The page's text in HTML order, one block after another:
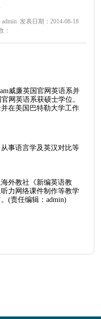
发表日期：2014-08-18
：
威廉英国官网英语系并
网英语系获硕士学位。
在美国巴特勒大学工作
事语言学及英汉对比等
外教社《新编英语教
力网络课件制作等教学
(责任编辑：admin)